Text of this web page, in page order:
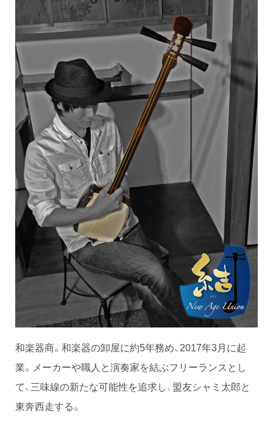
和楽器商。和楽器の卸屋に約5年務め、2017年3月に起
業。メーカーや職人と演奏家を結ぶフリーランスとし
て、三味線の新たな可能性を追求し、盟友シャミ太郎と
東奔西走する。